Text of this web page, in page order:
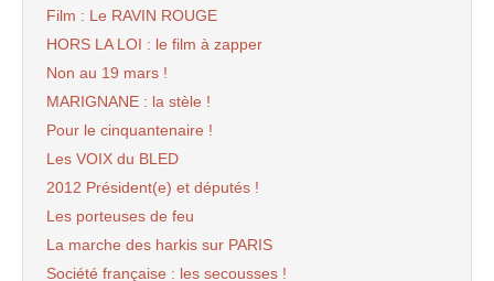
Film : Le RAVIN ROUGE
HORS LA LOI : le film à zapper
Non au 19 mars !
MARIGNANE : la stèle !
Pour le cinquantenaire !
Les VOIX du BLED
2012 Président(e) et députés !
Les porteuses de feu
La marche des harkis sur PARIS
Société française : les secousses !